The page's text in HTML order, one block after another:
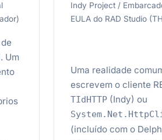
Um
Indy Project /
EULA do RAD Studio
Uma realidade
escrevem o cliente
TIdHTTP (Indy) ou
(incluído com o